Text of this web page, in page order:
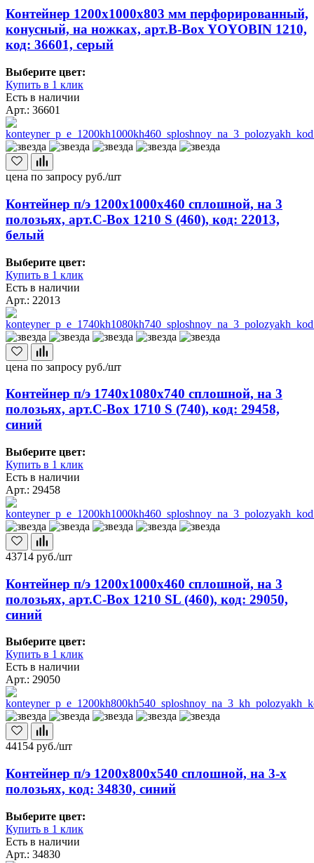
Контейнер 1200х1000х803 мм перфорированный,
конусный, на ножках, арт.B-Box YOYOBIN 1210,
код: 36601, серый
Выберите цвет:
Купить в 1 клик
Есть в наличии
Арт.: 36601
цена по запросу руб./шт
Контейнер п/э 1200х1000х460 сплошной, на 3
полозьях, арт.C-Box 1210 S (460), код: 22013,
белый
Выберите цвет:
Купить в 1 клик
Есть в наличии
Арт.: 22013
цена по запросу руб./шт
Контейнер п/э 1740х1080х740 сплошной, на 3
полозьях, арт.C-Box 1710 S (740), код: 29458,
синий
Выберите цвет:
Купить в 1 клик
Есть в наличии
Арт.: 29458
43714 руб./шт
Контейнер п/э 1200х1000х460 сплошной, на 3
полозьях, арт.C-Box 1210 SL (460), код: 29050,
синий
Выберите цвет:
Купить в 1 клик
Есть в наличии
Арт.: 29050
44154 руб./шт
Контейнер п/э 1200х800х540 сплошной, на 3-х
полозьях, код: 34830, синий
Выберите цвет:
Купить в 1 клик
Есть в наличии
Арт.: 34830